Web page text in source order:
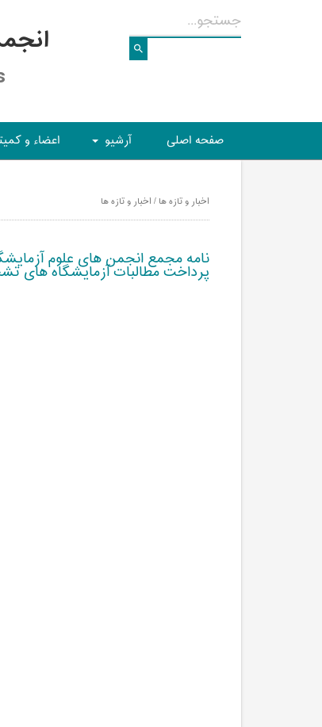
صفحه اصلی آرشیو اعضاء و
اخبار و تازه ها / اخبار و تازه ها
نامه مجمع انجمن های علوم
پرداخت مطالبات آزمايشگاه